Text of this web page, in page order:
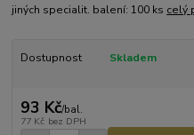
jiných specialit. balení: 100 ks celý
Dostupnost Skladem
93 Kč/bal.
77 Kč bez DPH